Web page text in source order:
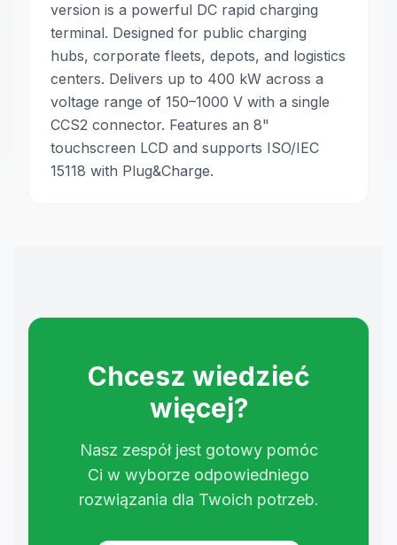
version is a powerful DC rapid charging
terminal. Designed for public charging
hubs, corporate fleets, depots, and logistics
centers. Delivers up to 400 kW across a
voltage range of 150–1000 V with a single
CCS2 connector. Features an 8"
touchscreen LCD and supports ISO/IEC
15118 with Plug&Charge.
Chcesz wiedzieć
więcej?
Nasz zespół jest gotowy pomóc
Ci w wyborze odpowiedniego
rozwiązania dla Twoich potrzeb.